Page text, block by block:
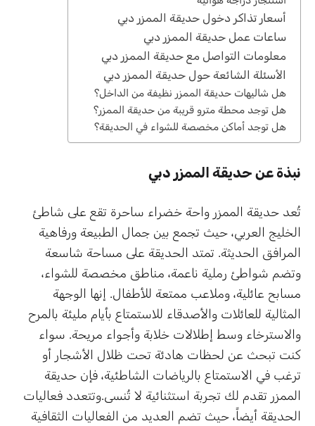
أسعار تذاكر دخول حديقة الممزر دبي
ساعات عمل حديقة الممزر دبي
معلومات التواصل مع حديقة الممزر دبي
الأسئلة الشائعة حول حديقة الممزر دبي
هل شاليهات حديقة الممزر نظيفة من الداخل؟
هل توجد محطة مترو قريبة من حديقة الممزر؟
هل توجد أماكن مخصصة للشواء في الحديقة؟
نبذة عن حديقة الممزر دبي
تُعد حديقة الممزر واحة خضراء ساحرة تقع على شاطئ
الخليج العربي، حيث تجمع بين جمال الطبيعة ورفاهية
المرافق الحديثة. تمتد الحديقة على مساحة شاسعة
وتضم شواطئ رملية ناعمة، مناطق مخصصة للشواء،
مسابح عائلية، وملاعب ممتعة للأطفال. إنها الوجهة
المثالية للعائلات والأصدقاء للاستمتاع بأيام مليئة بالمرح
والاسترخاء وسط إطلالات خلابة وأجواء مريحة. سواء
كنت تبحث عن لحظات هادئة تحت ظلال الأشجار أو
ترغب في الاستمتاع بالرياضات الشاطئية، فإن حديقة
الممزر تقدم لك تجربة استثنائية لا تُنسى.وتتعدد فعاليات
الحديقة أيضاً، حيث تضم العديد من الفعاليات الثقافية